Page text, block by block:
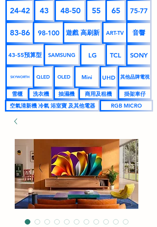
24-42 43 48-50 55 65 75-77
83-86 98-100 遊戲 高刷新 ART-TV 音響
43-55預算型 SAMSUNG LG TCL SONY
SKYWORTH QLED OLED Mini UHD 其他品牌電視
雪櫃 洗衣機 抽濕機 商用及租機
掛架車仔
空氣清新機 冷氣 浴室寶 及其他電器
RGB MICRO